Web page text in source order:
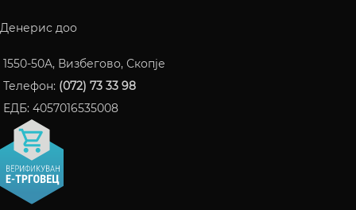
Денерис доо
1550-50A, Визбегово, Скопје
Телефон: (072) 73 33 98
ЕДБ: 4057016535008